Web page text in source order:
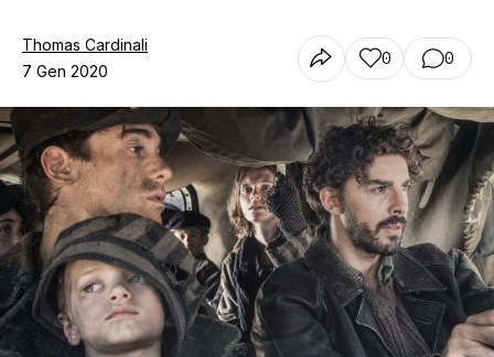
Chi siamo
Thomas Cardinali
7 Gen 2020
0 0